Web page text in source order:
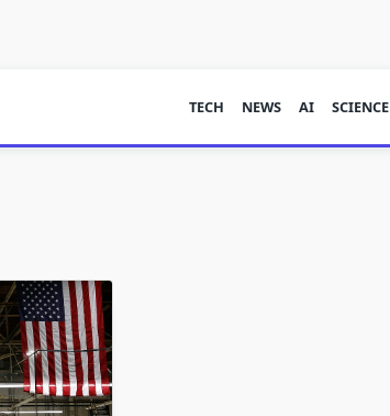
TECH NEWS AI SCIENCE